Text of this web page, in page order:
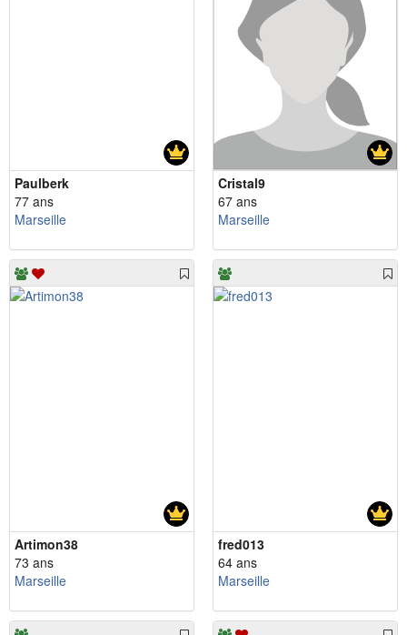
Paulberk
77 ans
Marseille
Cristal9
67 ans
Marseille
Artimon38
73 ans
Marseille
fred013
64 ans
Marseille